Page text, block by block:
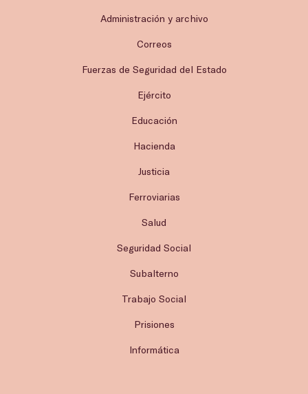
Administración y archivo
Correos
Fuerzas de Seguridad del Estado
Ejército
Educación
Hacienda
Justicia
Ferroviarias
Salud
Seguridad Social
Subalterno
Trabajo Social
Prisiones
Informática